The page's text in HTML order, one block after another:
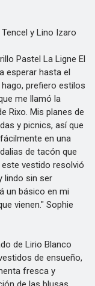
y Lino Izaro
Pastel La Ligne El
esperar hasta el
prefiero estilos
me llamó la
Rixo. Mis planes de
y picnics, así que
en una
de tacón que
vestido resolvió
lindo sin ser
un básico en mi
vienen." Sophie
de Lirio Blanco
de ensueño,
fresca y